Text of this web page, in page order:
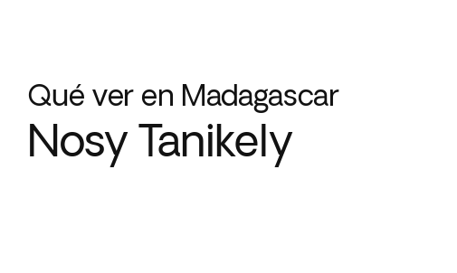
Qué ver en Madagascar
Nosy Tanikely